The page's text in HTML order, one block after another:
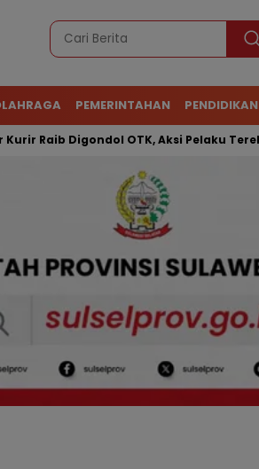
PEMERINTAHAN PENDIDIKAN
OTK, Aksi Pelaku Terekam CCTV